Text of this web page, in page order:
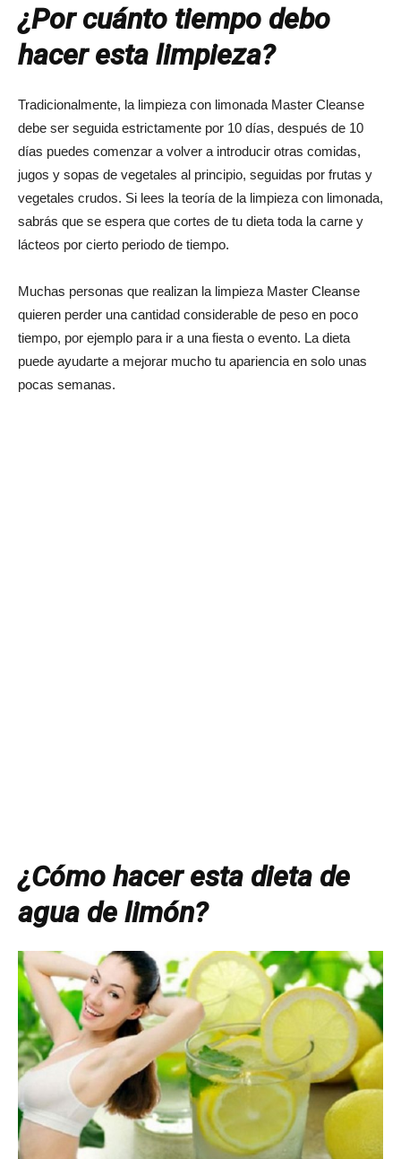
¿Por cuánto tiempo debo
hacer esta limpieza?
Tradicionalmente, la limpieza con limonada Master Cleanse
debe ser seguida estrictamente por 10 días, después de 10
días puedes comenzar a volver a introducir otras comidas,
jugos y sopas de vegetales al principio, seguidas por frutas y
vegetales crudos. Si lees la teoría de la limpieza con limonada,
sabrás que se espera que cortes de tu dieta toda la carne y
lácteos por cierto periodo de tiempo.
Muchas personas que realizan la limpieza Master Cleanse
quieren perder una cantidad considerable de peso en poco
tiempo, por ejemplo para ir a una fiesta o evento. La dieta
puede ayudarte a mejorar mucho tu apariencia en solo unas
pocas semanas.
¿Cómo hacer esta dieta de
agua de limón?